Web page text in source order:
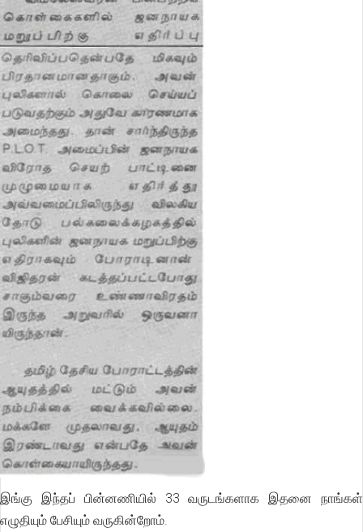
இங்கு இந்தப் பின்னணியில் 33 வருடங்களாக இதனை நாங்கள்
எழுதியும் பேசியும் வருகின்றோம்.